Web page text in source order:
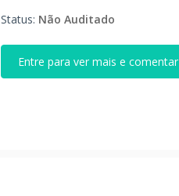
Status: Não Auditado
Entre para ver mais e comentar